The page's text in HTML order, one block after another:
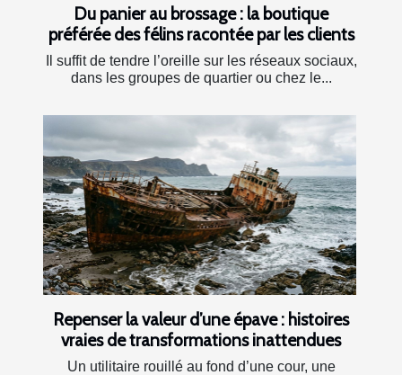
Du panier au brossage : la boutique
préférée des félins racontée par les clients
Il suffit de tendre l’oreille sur les réseaux sociaux,
dans les groupes de quartier ou chez le...
Repenser la valeur d’une épave : histoires
vraies de transformations inattendues
Un utilitaire rouillé au fond d’une cour, une